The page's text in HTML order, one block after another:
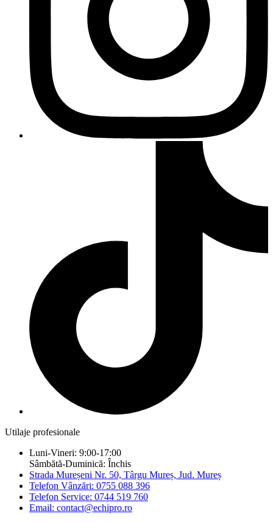
Utilaje profesionale
Luni-Vineri: 9:00-17:00
Sâmbătă-Duminică: Închis
Strada Mureșeni Nr. 50, Târgu Mureș, Jud. Mureș
Telefon Vânzări: 0755 088 396
Telefon Service: 0744 519 760
Email: contact@echipro.ro